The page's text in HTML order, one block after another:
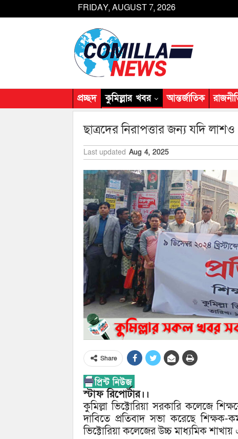
FRIDAY, AUGUST 7, 2026
প্রচ্ছদ কুমিল্লার খবর আন্তর্জাতিক
ছাত্রদের নিরাপত্তার জন্য যদি
Last updated Aug 4, 2025
Share
স্টাফ রিপোর্টার।।
কুমিল্লা ভিক্টোরিয়া সরকারি কলেজে
দাবিতে প্রতিবাদ সভা করেছে শিক্ষক-
ভিক্টোরিয়া কলেজের উচ্চ মাধ্যমিক